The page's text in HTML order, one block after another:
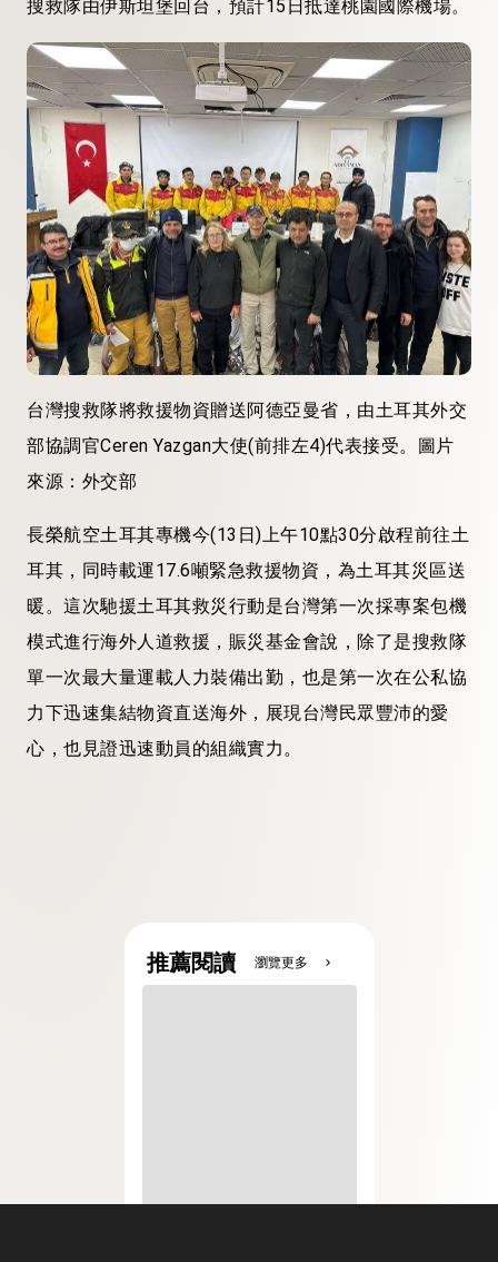
搜救隊由伊斯坦堡回台，預計15日抵達桃園國際機場。
台灣搜救隊將救援物資贈送阿德亞曼省，由土耳其外交
部協調官Ceren Yazgan大使(前排左4)代表接受。圖片
來源：外交部
長榮航空土耳其專機今(13日)上午10點30分啟程前往土
耳其，同時載運17.6噸緊急救援物資，為土耳其災區送
暖。這次馳援土耳其救災行動是台灣第一次採專案包機
模式進行海外人道救援，賑災基金會說，除了是搜救隊
單一次最大量運載人力裝備出勤，也是第一次在公私協
力下迅速集結物資直送海外，展現台灣民眾豐沛的愛
心，也見證迅速動員的組織實力。
推薦閱讀 瀏覽更多 chevron_right